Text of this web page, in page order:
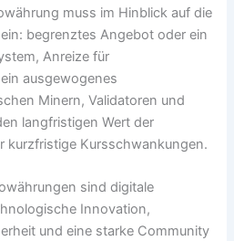
muss im Hinblick auf die
begrenztes Angebot oder ein
Anreize für
ausgewogenes
Minern, Validatoren und
langfristigen Wert der
kurzfristige Kursschwankungen.
sind digitale
Innovation,
und eine starke Community